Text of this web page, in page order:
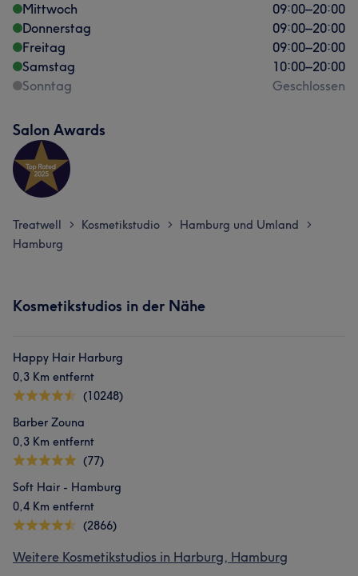
Mittwoch
09:00–20:00
Donnerstag
09:00–20:00
Freitag
09:00–20:00
Samstag
10:00–20:00
Sonntag
Geschlossen
Salon Awards
Treatwell > Kosmetikstudio > Hamburg und Umland >
Hamburg
Kosmetikstudios in der Nähe
Happy Hair Harburg
0,3 Km entfernt
(10248)
Barber Zouna
0,3 Km entfernt
(77)
Soft Hair - Hamburg
0,4 Km entfernt
(2866)
Weitere Kosmetikstudios in Harburg, Hamburg